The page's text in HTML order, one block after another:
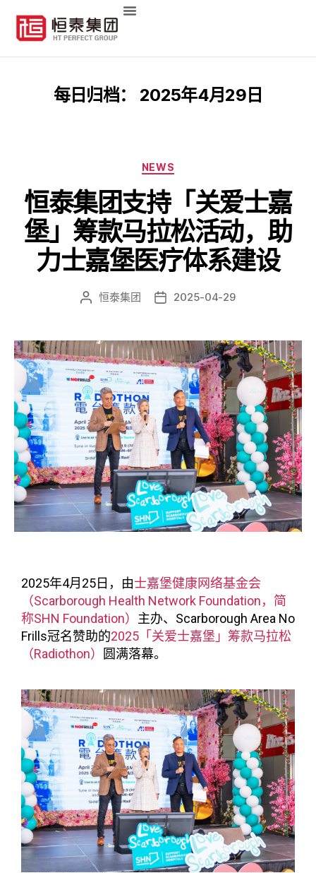
每日归档： 2025年4月29日
NEWS
恒泰集团支持「关爱士嘉
堡」筹款马拉松活动，助
力士嘉堡医疗体系建设
恒泰集团 2025-04-29
2025年4月25日，由士嘉堡健康网络基金会
（Scarborough Health Network Foundation，简
称SHN Foundation） 主办、Scarborough Area No
Frills冠名赞助的2025「关爱士嘉堡」筹款马拉松
（Radiothon）
圆满落幕。